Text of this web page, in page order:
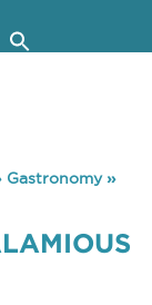
Gastronomy»